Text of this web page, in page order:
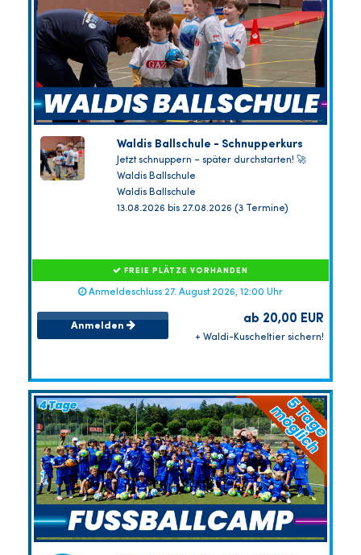
Waldis Ballschule - Schnupperkurs
Jetzt schnuppern – später durchstarten! 🚀
Waldis Ballschule
Waldis Ballschule
13.08.2026 bis 27.08.2026 (3 Termine)
FREIE PLÄTZE VORHANDEN
Anmeldeschluss 27. August 2026, 12:00 Uhr
Anmelden ab 20,00 EUR
+ Waldi-Kuscheltier sichern!